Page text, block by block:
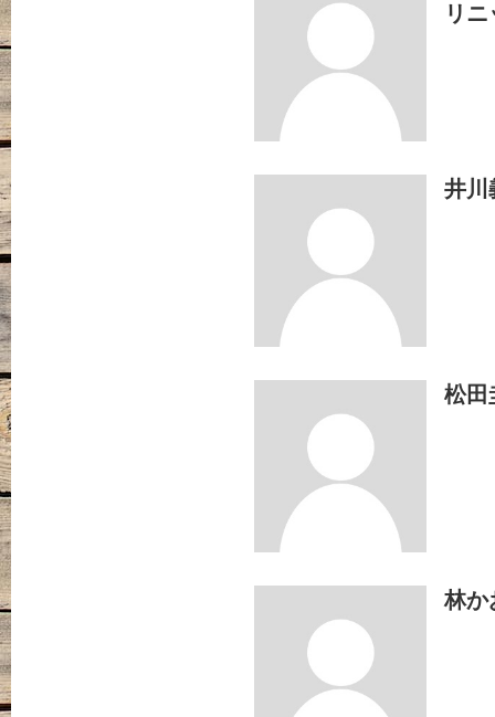
リ
井川
松田
林か